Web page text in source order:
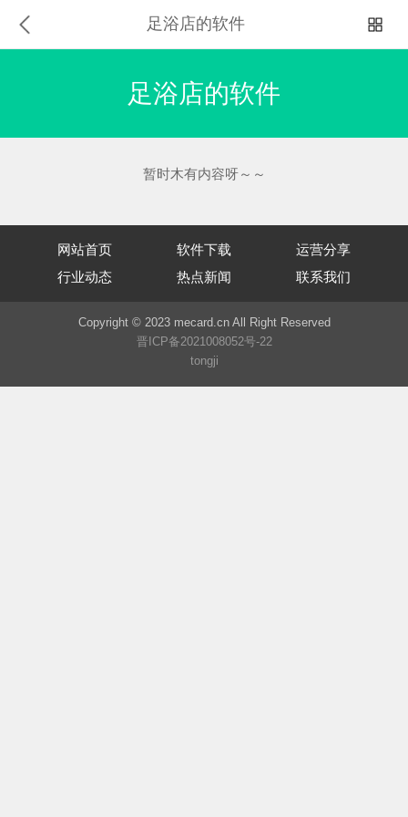
足浴店的软件
足浴店的软件
暂时木有内容呀～～
网站首页 软件下载
运营分享
行业动态
热点新闻 联系我们
Copyright © 2023 mecard.cn All Right Reserved
晋ICP备2021008052号-22
tongji